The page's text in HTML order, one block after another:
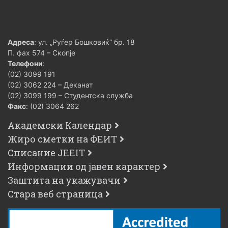
Адреса: ул. „Руѓер Бошковиќ“ бр. 18
П. фах 574 – Скопје
Телефони:
(02) 3099 191
(02) 3062 224 – Деканат
(02) 3099 199 – Студентска служба
Факс: (02) 3064 262
Академски Календар
Жиро сметки на ФЕИТ
Списание JEEIT
Информации од јавен карактер
Заштита на укажувачи
Стара веб страница